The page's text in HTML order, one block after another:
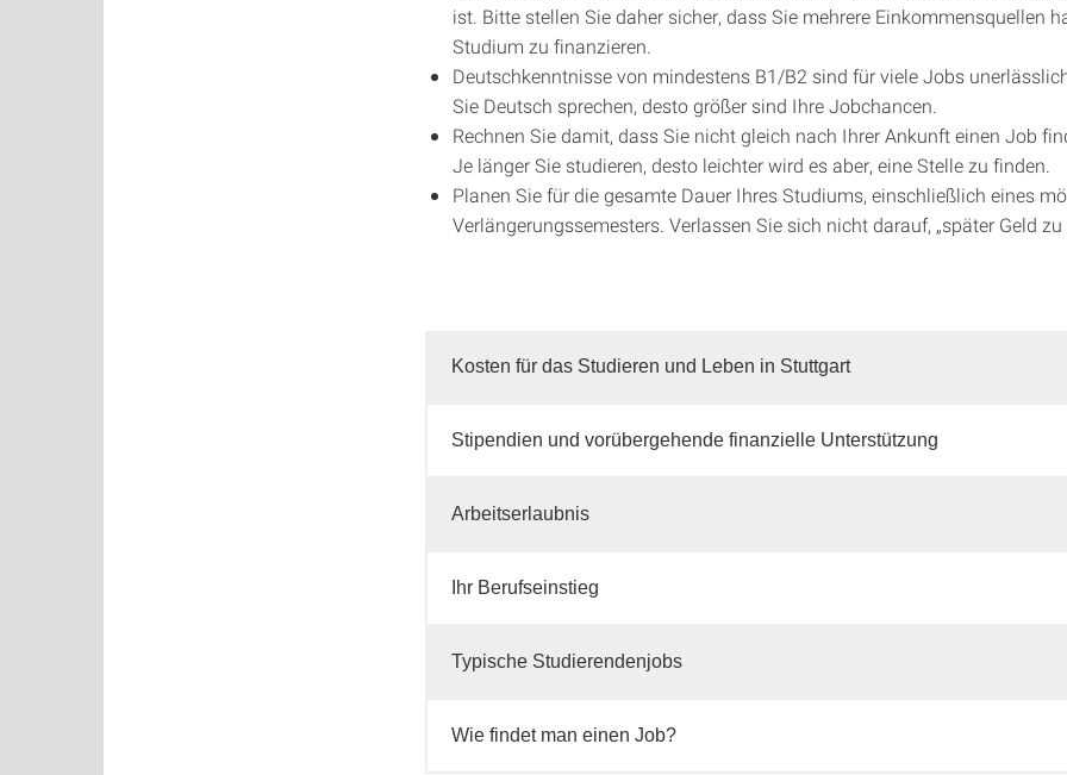
ist. Bitte stellen Sie daher sicher, dass Sie mehrere Einkommensquellen
Studium zu finanzieren.
Deutschkenntnisse von mindestens B1/B2 sind für viele Jobs
Sie Deutsch sprechen, desto größer sind Ihre Jobchancen.
Rechnen Sie damit, dass Sie nicht gleich nach Ihrer Ankunft einen Job
Je länger Sie studieren, desto leichter wird es aber, eine Stelle zu finden.
Planen Sie für die gesamte Dauer Ihres Studiums, einschließlich eines
Verlängerungssemesters. Verlassen Sie sich nicht darauf, „später Geld zu
Kosten für das Studieren und Leben in Stuttgart
Stipendien und vorübergehende finanzielle Unterstützung
Arbeitserlaubnis
Ihr Berufseinstieg
Typische Studierendenjobs
Wie findet man einen Job?